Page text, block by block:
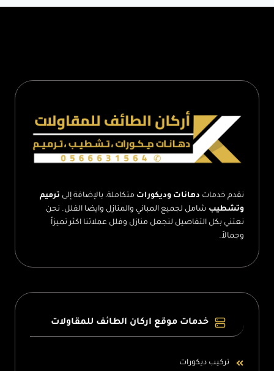
جبس
بورد
حديثة
الطائف
نقدم خدمات دهانات وديكورات متكاملة، بالإضافة إلى ترميم
وتشطيب شامل لجميع المباني والمنازل وايضا الفلل. نحن
نعتني بكل التفاصيل لنجعل منازل وفلل عملائنا اكثر تميزاً
وجمالاً.
خدمات موقع اركان الطائف للمقاولات
تركيب ديكورات